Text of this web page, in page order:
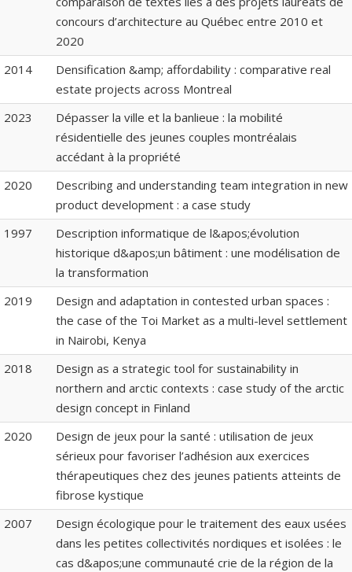
concours d’architecture au Québec entre 2010 et
2020
2014
Densification &amp; affordability : comparative real
estate projects across Montreal
2023
Dépasser la ville et la banlieue : la mobilité
résidentielle des jeunes couples montréalais
accédant à la propriété
2020
Describing and understanding team integration in new
product development : a case study
1997
Description informatique de l&apos;évolution
historique d&apos;un bâtiment : une modélisation de
la transformation
2019
Design and adaptation in contested urban spaces :
the case of the Toi Market as a multi-level settlement
in Nairobi, Kenya
2018
Design as a strategic tool for sustainability in
northern and arctic contexts : case study of the arctic
design concept in Finland
2020
Design de jeux pour la santé : utilisation de jeux
sérieux pour favoriser l’adhésion aux exercices
thérapeutiques chez des jeunes patients atteints de
fibrose kystique
2007
Design écologique pour le traitement des eaux usées
dans les petites collectivités nordiques et isolées : le
cas d&apos;une communauté crie de la région de la